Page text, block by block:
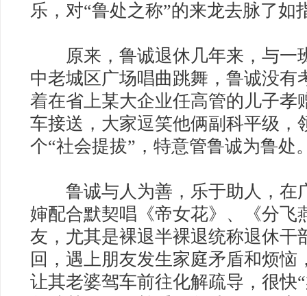
乐，对“鲁处之称”的来龙去脉了
原来，鲁诚退休几年来，与一
中老城区广场唱曲跳舞，鲁诚没有
着在省上某大企业任高管的儿子孝
车接送，大家逗笑他俩副科平级，
个“社会提拔”，特意管鲁诚为鲁处
鲁诚与人为善，乐于助人，在
婶配合默契唱《帝女花》、《分飞
友，尤其是裸退半裸退统称退休干
回，遇上朋友发生家庭矛盾和烦恼
让其老婆驾车前往化解疏导，很快